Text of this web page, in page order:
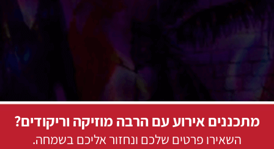
מתכננים אירוע עם הרבה מוזיקה וריקודים?
השאירו פרטים שלכם ונחזור אליכם בשמחה.